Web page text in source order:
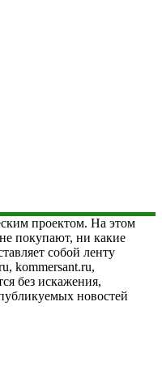
проектом. На этом
покупают, ни какие
собой ленту
kommersant.ru,
без искажения,
новостей